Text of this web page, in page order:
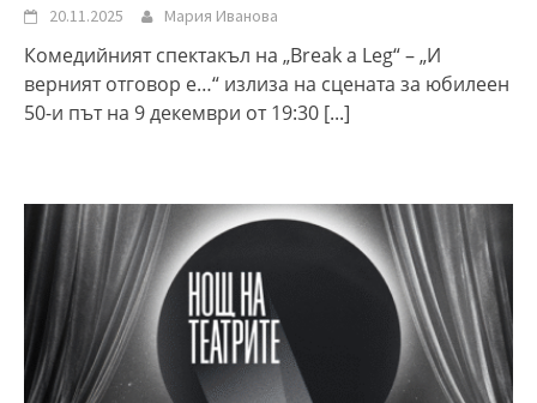
20.11.2025 Мария Иванова
Комедийният спектакъл на „Break a Leg“ – „И
верният отговор е…“ излиза на сцената за юбилеен
50-и път на 9 декември от 19:30 [...]